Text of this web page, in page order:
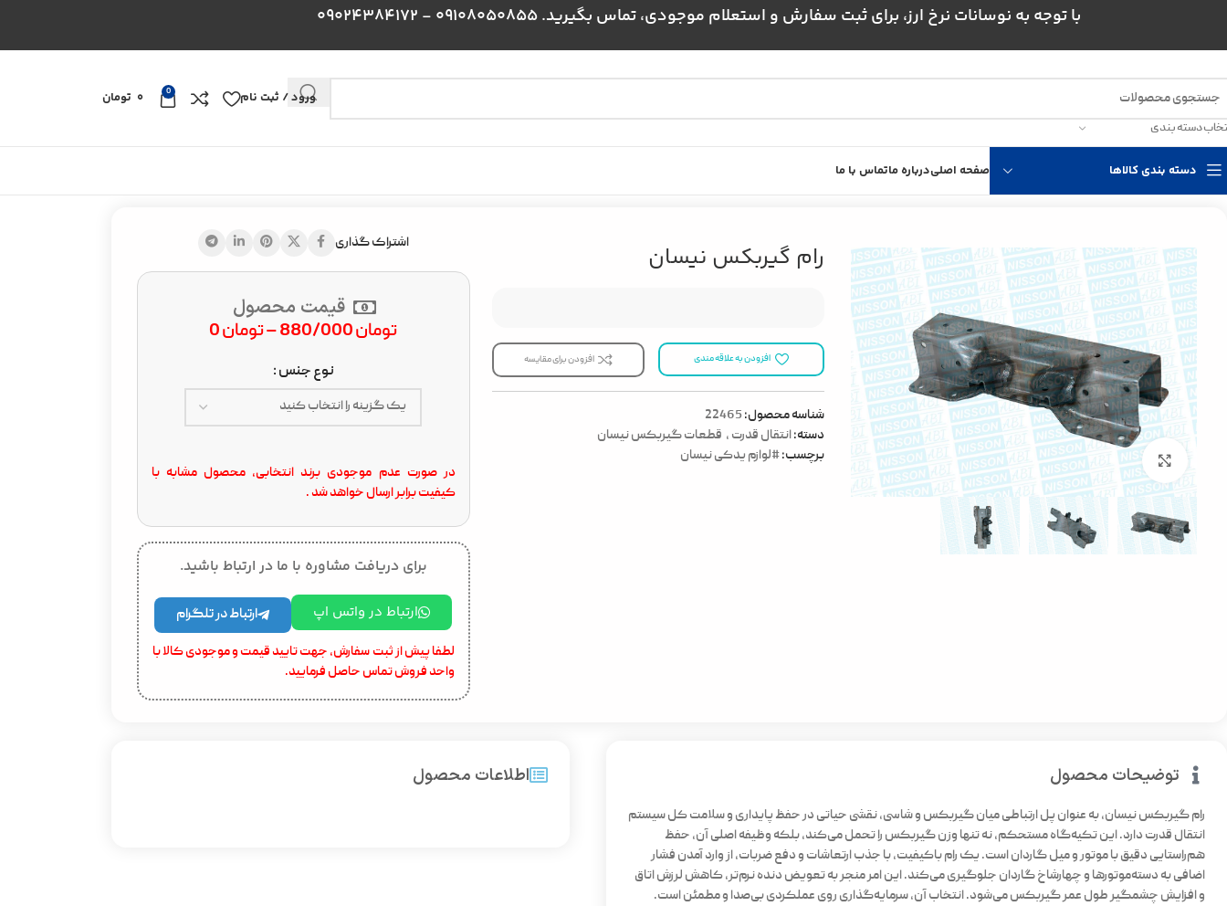
با توجه به نوسانات نرخ ارز، برای ثبت سفارش و استعلام موجودی، تماس بگیرید. 09108050855 - 09024384172
دسته بندی
ورود / ثبت نام 0 تومان
دسته بندی کالاها صفحه اصلیدرباره ماتماس با ما
بزرگنمایی تصویر
رام گیربکس نیسان
افزودن به علاقه مندی افزودن برای مقایسه
شناسه محصول:22465
دسته:انتقال قدرت , قطعات گیربکس نیسان
برچسب:#لوازم یدکی نیسان
اشتراک گذاری
قیمت محصول
تومان –تومان
نوع جنس
در صورت عدم موجودی برند انتخابی، محصول مشابه با
کیفیت برابر ارسال خواهد شد .
برای دریافت مشاوره با ما در ارتباط باشید.
ارتباط در واتس اپ ارتباط در تلگرام
لطفا پیش از ثبت سفارش، جهت تایید قیمت و موجودی کالا با
واحد فروش تماس حاصل فرمایید.
توضیحات محصول
رام گیربکس نیسان، به عنوان پل ارتباطی میان گیربکس و شاسی، نقشی حیاتی در حفظ پایداری و سلامت کل سیستم
انتقال قدرت دارد. این تکیه‌گاه مستحکم، نه تنها وزن گیربکس را تحمل می‌کند، بلکه وظیفه اصلی آن، حفظ
هم‌راستایی دقیق با موتور و میل گاردان است. یک رام باکیفیت، با جذب ارتعاشات و دفع ضربات، از وارد آمدن فشار
اضافی به دسته‌موتورها و چهارشاخ گاردان جلوگیری می‌کند. این امر منجر به تعویض دنده نرم‌تر، کاهش لرزش اتاق
و افزایش چشمگیر طول عمر گیربکس می‌شود. انتخاب آن، سرمایه‌گذاری روی عملکردی بی‌صدا و مطمئن است.
اطلاعات محصول